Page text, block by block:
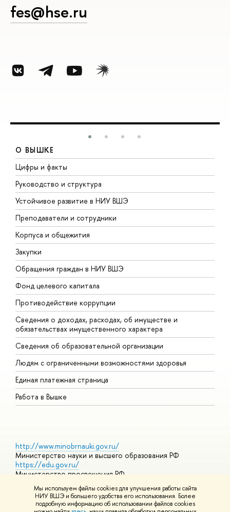
Мы используем файлы cookies для улучшения работы сайта
НИУ ВШЭ и большего удобства его использования. Более
подробную информацию об использовании файлов cookies
fes@hse.ru
О ВЫШКЕ
Цифры и факты
Руководство и структура
Устойчивое развитие в НИУ ВШЭ
Преподаватели и сотрудники
Корпуса и общежития
Закупки
Обращения граждан в НИУ ВШЭ
Фонд целевого капитала
Противодействие коррупции
Сведения о доходах, расходах, об имуществе и
обязательствах имущественного характера
Сведения об образовательной организации
Людям с ограниченными возможностями здоровья
Единая платежная страница
Работа в Вышке
http://www.minobrnauki.gov.ru/
Министерство науки и высшего образования РФ
https://edu.gov.ru/
Министерство просвещения РФ
Массовые открытые онлайн-курсы